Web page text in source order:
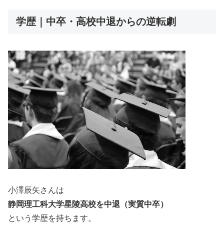
学歴｜中卒・高校中退からの逆転劇
小澤辰矢さんは
静岡理工科大学星陵高校を中退（実質中卒）
という学歴を持ちます。